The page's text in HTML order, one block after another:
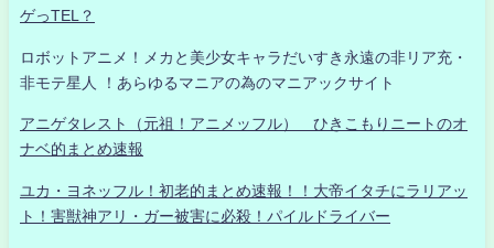
ゲっTEL？
ロボットアニメ！メカと美少女キャラだいすき永遠の非リア充・
非モテ星人 ！あらゆるマニアの為のマニアックサイト
アニゲタレスト（元祖！アニメッフル） ひきこもりニートのオ
ナベ的まとめ速報
ユカ・ヨネッフル！初老的まとめ速報！！大帝イタチにラリアッ
ト！害獣神アリ・ガー被害に必殺！パイルドライバー